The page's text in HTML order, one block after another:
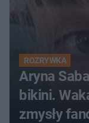
ROZRYWKA
Aryna
bikini.
zmysły